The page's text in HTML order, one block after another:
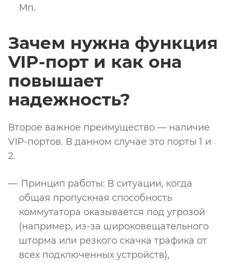
Мп.
Зачем нужна функция
VIP-порт и как она
повышает
надежность?
Второе важное преимущество — наличие
VIP-портов. В данном случае это порты 1 и
2.
Принцип работы: В ситуации, когда
общая пропускная способность
коммутатора оказывается под угрозой
(например, из-за широковещательного
шторма или резкого скачка трафика от
всех подключенных устройств),